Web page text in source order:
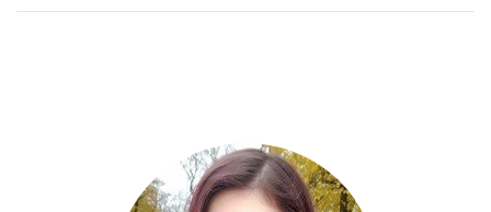
LÄS
MER
LÄS MER